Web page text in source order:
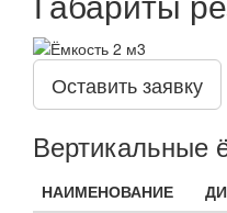
Оставить заявку
Вертикальные
НАИМЕНОВАНИЕ